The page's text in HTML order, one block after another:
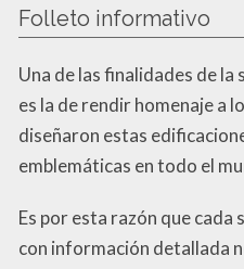
Folleto informativo
Una de las finalidades de la
es la de rendir homenaje a
diseñaron estas
emblemáticas en todo el
Es por esta razón que cada
con información detallada